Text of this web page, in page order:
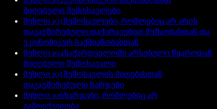
მიღებული შემოსავლები
მუხლი 103შემოსავლები, რომლებიც არ არის
დაკავშირებული დაქირავებით მუშაობასთან და
ეკონომიკურ საქმიანობასთან
მუხლი 104საქართველოში არსებული წყაროდან
მიღებული შემოსავალი
მუხლი 105შემოსავლის მიღებასთან
დაკავშირებული ხარჯები
მუხლი 106ხარჯები, რომლებიც არ
გამოიქვითება